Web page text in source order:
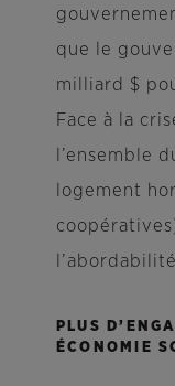
que le
milliard $
Face à la
l’ensemble
logement
PLUS
ÉCONOMIE